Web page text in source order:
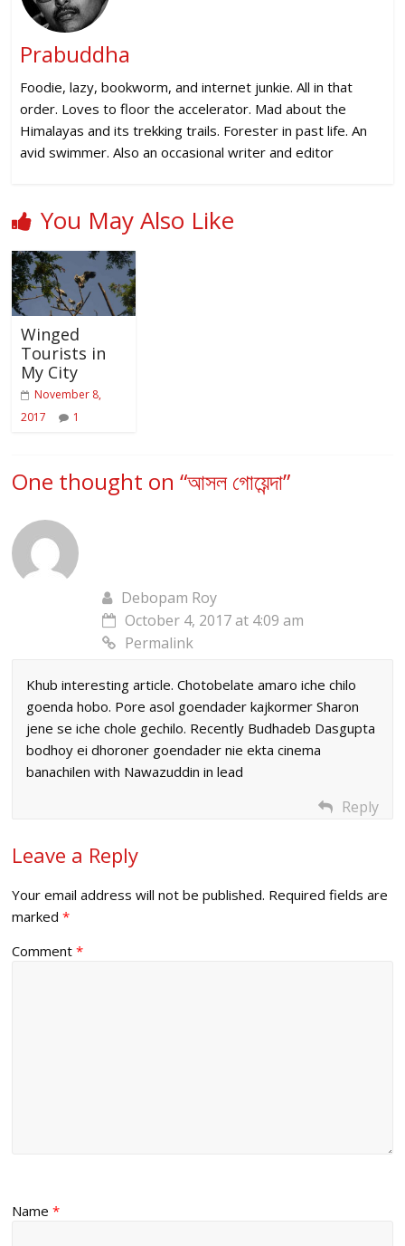
Prabuddha
Foodie, lazy, bookworm, and internet junkie. All in that
order. Loves to floor the accelerator. Mad about the
Himalayas and its trekking trails. Forester in past life. An
avid swimmer. Also an occasional writer and editor
You May Also Like
Winged
Tourists in
My City
November 8,
2017
1
One thought on “আসল গোয়েন্দা”
Debopam Roy
October 4, 2017 at 4:09 am
Permalink
Khub interesting article. Chotobelate amaro iche chilo
goenda hobo. Pore asol goendader kajkormer Sharon
jene se iche chole gechilo. Recently Budhadeb Dasgupta
bodhoy ei dhoroner goendader nie ekta cinema
banachilen with Nawazuddin in lead
Reply
Leave a Reply
Your email address will not be published. Required fields are
marked*
Comment*
Name*